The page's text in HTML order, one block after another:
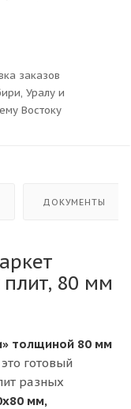
заказов
Уралу и
Востоку
ДОКУМЕНТЫ
плит, 80 мм
толщиной 80 мм
готовый
разных
мм,